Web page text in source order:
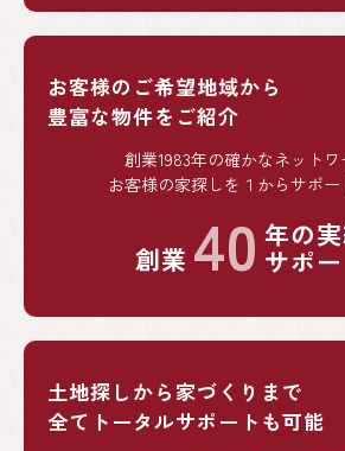
お客様のご希望地域から
豊富な物件をご紹介
創業1983年の確かなネットワ
お客様の家探しを１からサポー
創業 40 年の
サポ
土地探しから家づくりまで
全てトータルサポートも可能